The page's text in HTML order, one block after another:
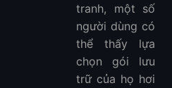
tranh, một số
người dùng có
thể thấy lựa
chọn gói lưu
trữ của họ hơi